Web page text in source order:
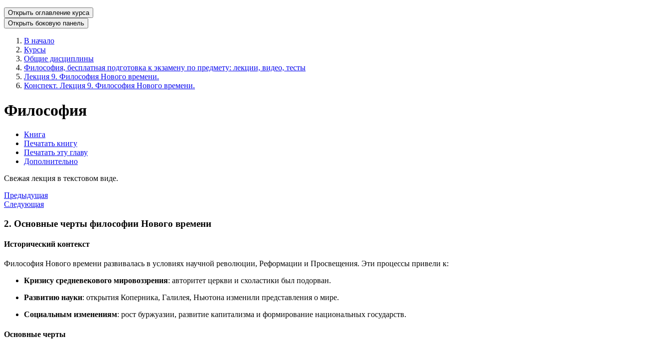
Открыть оглавление курса
Открыть боковую панель
В начало
Курсы
Общие дисциплины
Философия, бесплатная подготовка к экзамену по предмету: лекции, видео, тесты
Лекция 9. Философия Нового времени.
Конспект. Лекция 9. Философия Нового времени.
Философия
Книга
Печатать книгу
Печатать эту главу
Дополнительно
Свежая лекция в текстовом виде.
Предыдущая
Следующая
2. Основные черты философии Нового времени
Исторический контекст
Философия Нового времени развивалась в условиях научной революции, Реформации и Просвещения. Эти процессы привели к:
Кризису средневекового мировоззрения: авторитет церкви и схоластики был подорван.
Развитию науки: открытия Коперника, Галилея, Ньютона изменили представления о мире.
Социальным изменениям: рост буржуазии, развитие капитализма и формирование национальных государств.
Основные черты